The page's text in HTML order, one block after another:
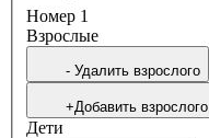
Номер 1
Bзрослые
- Удалить взрослого
+Добавить взрослого
Дети